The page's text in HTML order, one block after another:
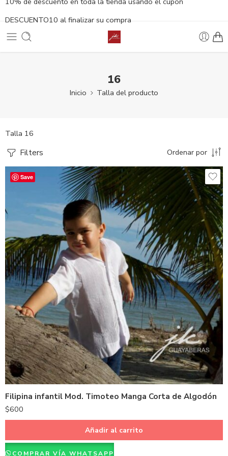
DESCUENTO10 al finalizar su compra
16
Inicio Talla del producto
Talla 16
Filters Ordenar por
Save
Filipina infantil Mod. Timoteo Manga Corta de Algodón
$600
Añadir al carrito
COMPRAR VÍA WHATSAPP